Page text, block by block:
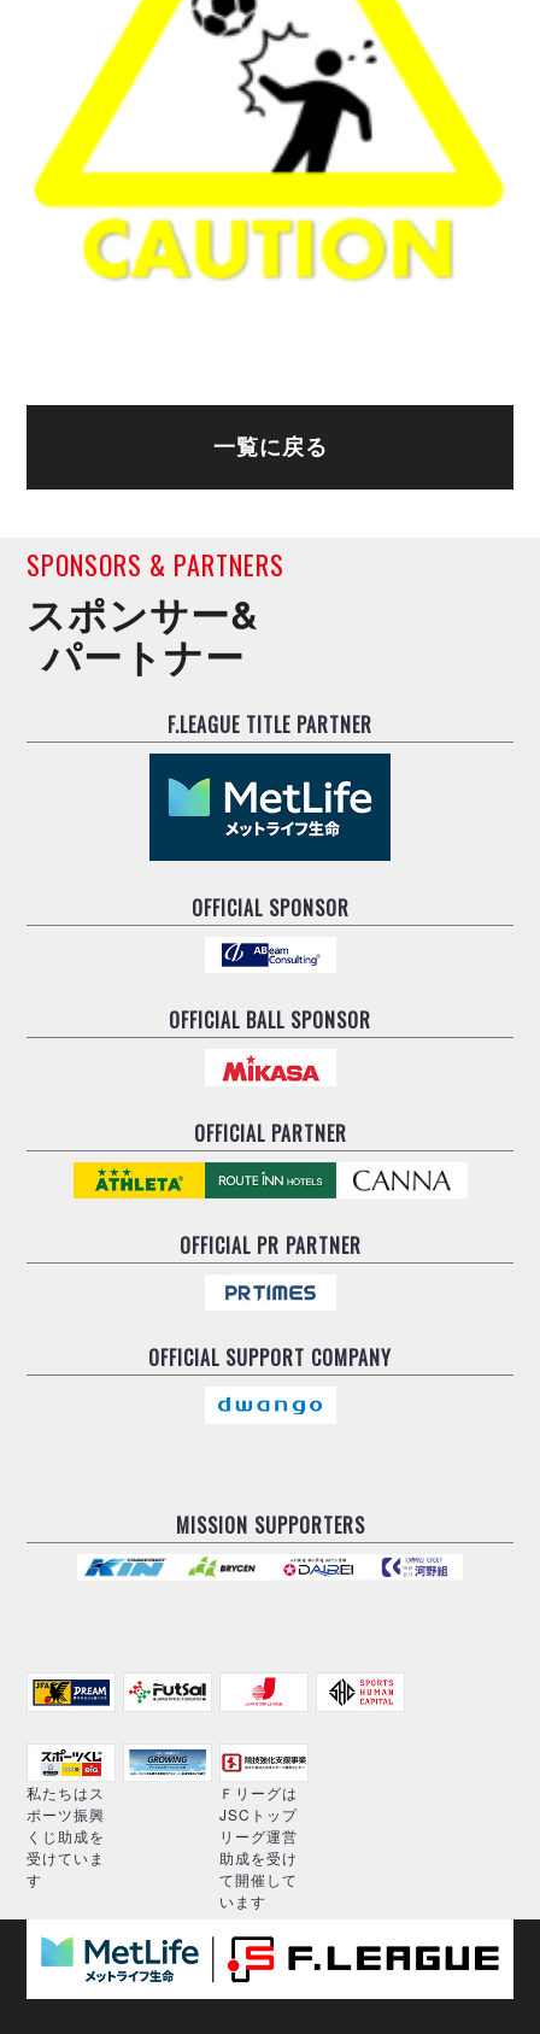
一覧に戻る
SPONSORS & PARTNERS
スポンサー&
パートナー
F.LEAGUE TITLE PARTNER
OFFICIAL SPONSOR
OFFICIAL BALL SPONSOR
OFFICIAL PARTNER
OFFICIALPR PARTNER
OFFICIAL SUPPORT COMPANY
MISSION SUPPORTERS
私たちはス
ポーツ振興
くじ助成を
受けていま
す
Ｆリーグは
JSCトップ
リーグ運営
助成を受け
て開催して
います